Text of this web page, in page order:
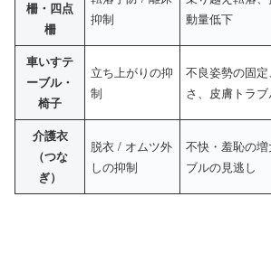
柵・四点
柵
抑制
動量低下
車いすテ
ーブル・
椅子
立ち上がりの抑
制
不良姿勢の固
さ、皮膚トラ
介護衣
（つな
ぎ）
脱衣 / オムツ外
しの抑制
不快・羞恥の
ブルの見逃し